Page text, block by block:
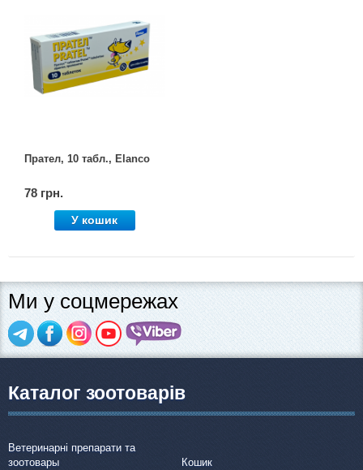
Прател, 10 табл., Elanco
78 грн.
У кошик
Ми у соцмережах
Каталог зоотоварів
Ветеринарні препарати та
зоотовары
Кошик